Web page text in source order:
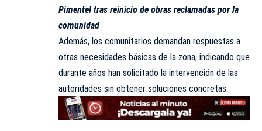
Pimentel tras reinicio de obras reclamadas por la
comunidad
Además, los comunitarios demandan respuestas a
otras necesidades básicas de la zona, indicando que
durante años han solicitado la intervención de las
autoridades sin obtener soluciones concretas.